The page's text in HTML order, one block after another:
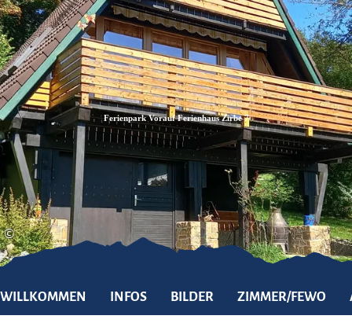
Zum
Inhalt
Zur
Suche
Zum
Footer
©
Ferienpark Vorauf Ferienhaus Zirbe 7
WILLKOMMEN INFOS BILDER ZIMMER/FEWO